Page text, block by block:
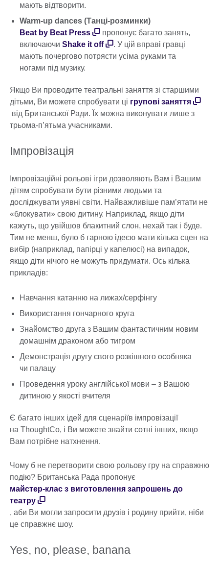
мають відтворити.
Warm-up dances (Танці-розминки)
Beat by Beat Press
пропонує багато занять,
включаючи Shake it off
. У цій вправі гравці
мають почергово потрясти усіма руками та
ногами під музику.
Якщо Ви проводите театральні заняття зі старшими
дітьми, Ви можете спробувати ці групові заняття
від Британської Ради. Їх можна виконувати лише з
трьома-п’ятьма учасниками.
Імпровізація
Імпровізаційні рольові ігри дозволяють Вам і Вашим
дітям спробувати бути різними людьми та
досліджувати уявні світи. Найважливіше пам’ятати не
«блокувати» свою дитину. Наприклад, якщо діти
кажуть, що увійшов блакитний слон, нехай так і буде.
Тим не менш, було б гарною ідеєю мати кілька сцен на
вибір (наприклад, папірці у капелюсі) на випадок,
якщо діти нічого не можуть придумати. Ось кілька
прикладів:
Навчання катанню на лижах/серфінгу
Використання гончарного круга
Знайомство друга з Вашим фантастичним новим
домашнім драконом або тигром
Демонстрація другу свого розкішного особняка
чи палацу
Проведення уроку англійської мови – з Вашою
дитиною у якості вчителя
Є багато інших ідей для сценаріїв імпровізації
на ThoughtCo, і Ви можете знайти сотні інших, якщо
Вам потрібне натхнення.
Чому б не перетворити свою рольову гру на справжню
подію? Британська Рада пропонує
майстер-клас з виготовлення запрошень до
театру
, аби Ви могли запросити друзів і родину прийти, ніби
це справжнє шоу.
Yes, no, please, banana